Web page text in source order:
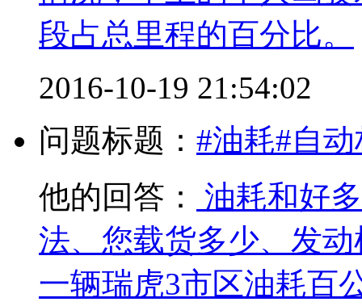
段占总里程的百分比。
2016-10-19 21:54:02
问题标题： #油耗#自
他的回答：
油耗和好
法、您载货多少、发
一辆瑞虎3市区油耗百